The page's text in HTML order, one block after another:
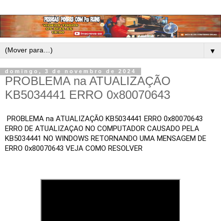
▼
domingo, 3 de novembro de 2024
PROBLEMA na ATUALIZAÇÃO
KB5034441 ERRO 0x80070643
PROBLEMA na ATUALIZAÇÃO KB5034441 ERRO 0x80070643
ERRO DE ATUALIZAÇAO NO COMPUTADOR CAUSADO PELA
KB5034441 NO WINDOWS RETORNANDO UMA MENSAGEM DE
ERRO 0x80070643 VEJA COMO RESOLVER